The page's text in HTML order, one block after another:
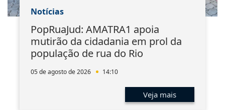
Notícias
PopRuaJud: AMATRA1 apoia
mutirão da cidadania em prol da
população de rua do Rio
05 de agosto de 2026 14:10
Veja mais